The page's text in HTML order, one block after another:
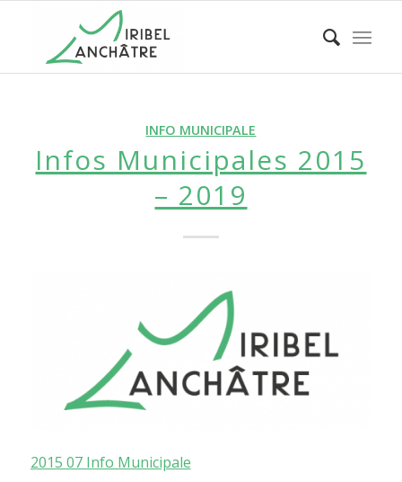
INFO MUNICIPALE
Infos Municipales 2015
– 2019
2015 07 Info Municipale